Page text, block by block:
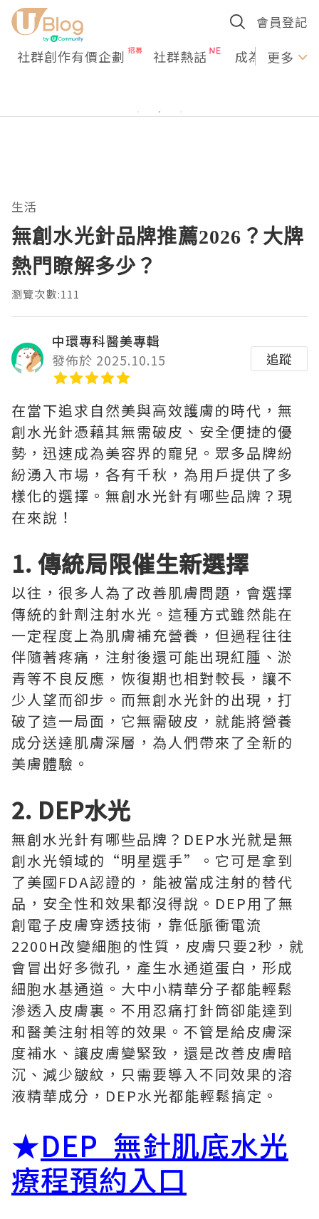
會員登記
社群創作有價企劃 社群熱話 成為U更多
生活
無創水光針品牌推薦2026？大牌
熱門瞭解多少？
瀏覽次數:111
中環專科醫美專輯
發佈於 2025.10.15
追蹤
在當下追求自然美與高效護膚的時代，無
創水光針憑藉其無需破皮、安全便捷的優
勢，迅速成為美容界的寵兒。眾多品牌紛
紛湧入市場，各有千秋，為用戶提供了多
樣化的選擇。無創水光針有哪些品牌？現
在來說！
1. 傳統局限催生新選擇
以往，很多人為了改善肌膚問題，會選擇
傳統的針劑注射水光。這種方式雖然能在
一定程度上為肌膚補充營養，但過程往往
伴隨著疼痛，注射後還可能出現紅腫、淤
青等不良反應，恢復期也相對較長，讓不
少人望而卻步。而無創水光針的出現，打
破了這一局面，它無需破皮，就能將營養
成分送達肌膚深層，為人們帶來了全新的
美膚體驗。
2. DEP水光
無創水光針有哪些品牌？DEP水光就是無
創水光領域的“明星選手”。它可是拿到
了美國FDA認證的，能被當成注射的替代
品，安全性和效果都沒得說。DEP用了無
創電子皮膚穿透技術，靠低脈衝電流
2200H改變細胞的性質，皮膚只要2秒，就
會冒出好多微孔，產生水通道蛋白，形成
細胞水基通道。大中小精華分子都能輕鬆
滲透入皮膚裏。不用忍痛打針筒卻能達到
和醫美注射相等的效果。不管是給皮膚深
度補水、讓皮膚變緊致，還是改善皮膚暗
沉、減少皺紋，只需要導入不同效果的溶
液精華成分，DEP水光都能輕鬆搞定。
★DEP 無針肌底水光
療程預約入口